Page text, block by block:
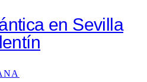
en Sevilla